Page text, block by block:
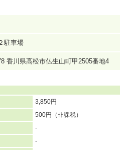
駐車場
香川県高松市仏生山町甲2505番地4
3,850円
500円（非課税）
-
-